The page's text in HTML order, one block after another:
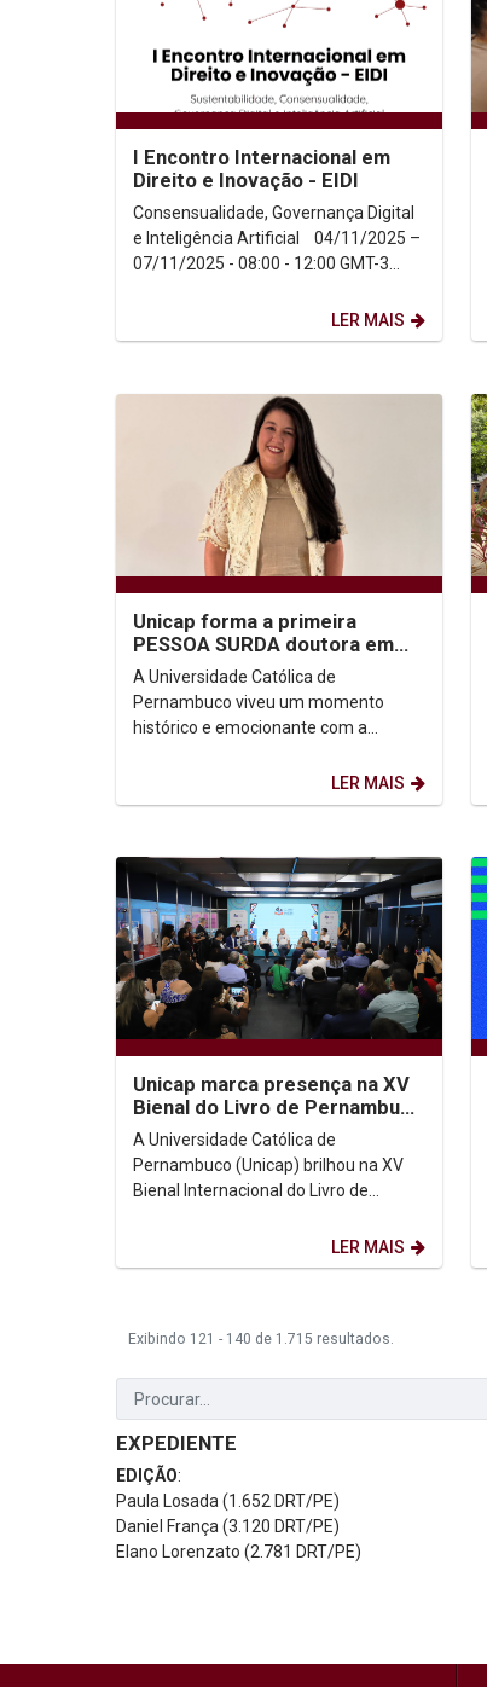
I Encontro Internacional em
Direito e Inovação - EIDI
Consensualidade, Governança Digital
e Inteligência Artificial 04/11/2025 –
07/11/2025 - 08:00 - 12:00 GMT-3
LER MAIS
Unicap forma a primeira
PESSOA SURDA doutora em
Direito no Brasil
A Universidade Católica de
Pernambuco viveu um momento
histórico e emocionante com a
Cavalcanti, a primeira pessoa...LER MAIS
Unicap marca presença na XV
Bienal do Livro de Pernambuco
com programação
diversificada
A Universidade Católica de
Pernambuco (Unicap) brilhou na XV
Bienal Internacional do Livro de
outubro no Pernambuco Centro...
LER MAIS
Exibindo 121 - 140 de 1.715 resultados.
EXPEDIENTE
EDIÇÃO:
Paula Losada (1.652 DRT/PE)
Daniel França (3.120 DRT/PE)
Elano Lorenzato (2.781 DRT/PE)